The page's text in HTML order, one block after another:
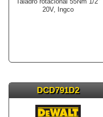
20V, Ingco
DCD791D2